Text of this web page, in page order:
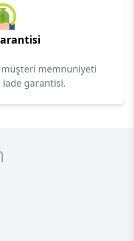
memnuniyeti
garantisi.